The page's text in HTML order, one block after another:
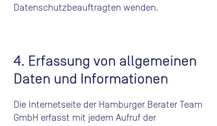
Datenschutzbeauftragten wenden.
4. Erfassung von allgemeinen
Daten und Informationen
Die Internetseite der Hamburger Berater Team
GmbH erfasst mit jedem Aufruf der